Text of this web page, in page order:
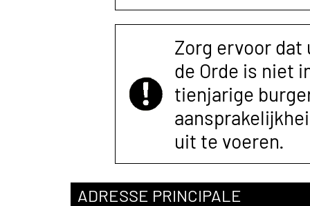
Zorg ervoor
de Orde is niet
tienjarige
uit te voeren.
ADRESSE PRINCIPALE